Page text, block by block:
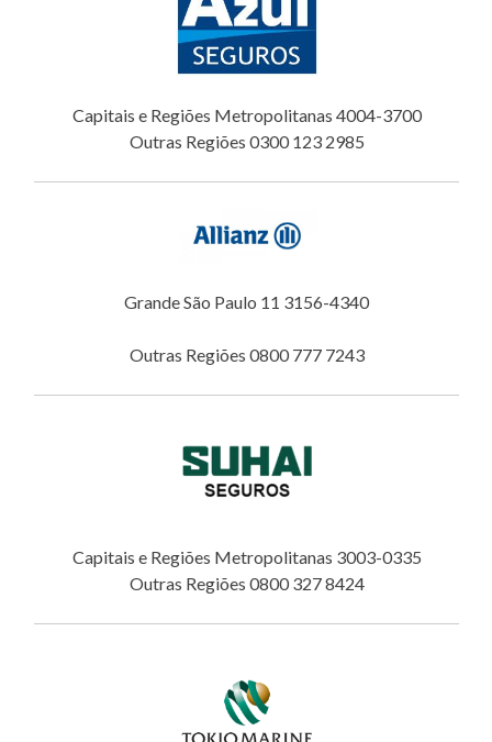
Capitais e Regiões Metropolitanas 4004-3700
Outras Regiões 0300 123 2985
Grande São Paulo 11 3156-4340
Outras Regiões 0800 777 7243
Capitais e Regiões Metropolitanas 3003-0335
Outras Regiões 0800 327 8424